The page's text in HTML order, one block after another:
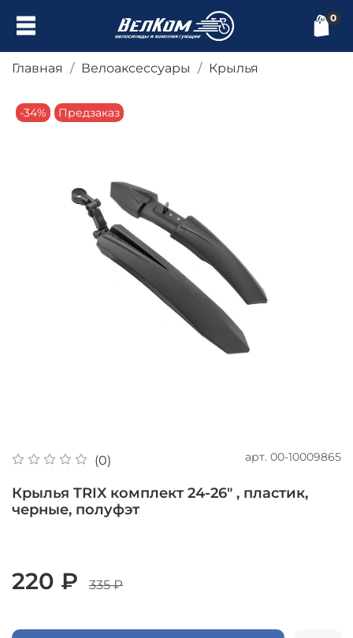
0
Главная Велоаксессуары Крылья
-34% Предзаказ
(0) арт. 00-10009865
Крылья TRIX комплект 24-26" , пластик,
черные, полуфэт
220 ₽ 335 ₽